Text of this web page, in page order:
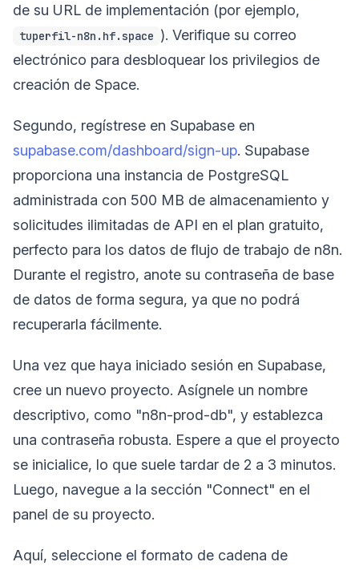
de su URL de implementación (por ejemplo,
tuperfil-n8n.hf.space ). Verifique su correo
electrónico para desbloquear los privilegios de
creación de Space.
Segundo, regístrese en Supabase en
supabase.com/dashboard/sign-up. Supabase
proporciona una instancia de PostgreSQL
administrada con 500 MB de almacenamiento y
solicitudes ilimitadas de API en el plan gratuito,
perfecto para los datos de flujo de trabajo de n8n.
Durante el registro, anote su contraseña de base
de datos de forma segura, ya que no podrá
recuperarla fácilmente.
Una vez que haya iniciado sesión en Supabase,
cree un nuevo proyecto. Asígnele un nombre
descriptivo, como "n8n-prod-db", y establezca
una contraseña robusta. Espere a que el proyecto
se inicialice, lo que suele tardar de 2 a 3 minutos.
Luego, navegue a la sección "Connect" en el
panel de su proyecto.
Aquí, seleccione el formato de cadena de